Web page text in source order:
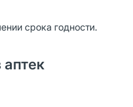
срока годности.
аптек